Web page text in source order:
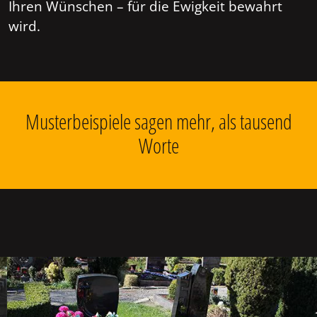
Ihren Wünschen – für die Ewigkeit bewahrt
wird.
Musterbeispiele sagen mehr, als tausend
Worte